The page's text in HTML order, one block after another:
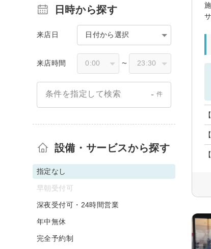
日時から探す
来店日 日付から選択
来店時間 〜
条件を指定して検索 - 件
設備・サービスから探す
指定なし
早朝受付可
深夜受付可・24時間営業
年中無休
完全予約制